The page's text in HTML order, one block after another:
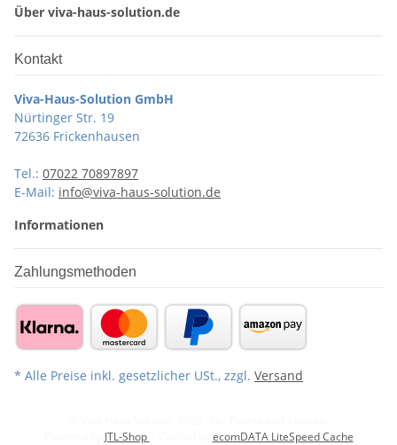
Über viva-haus-solution.de
Kontakt
Viva-Haus-Solution GmbH
Nürtinger Str. 19
72636 Frickenhausen
Tel.: 07022 70897897
E-Mail: info@viva-haus-solution.de
Informationen
Zahlungsmethoden
* Alle Preise inkl. gesetzlicher USt., zzgl. Versand
JTL-Shop ecomDATA LiteSpeed Cache